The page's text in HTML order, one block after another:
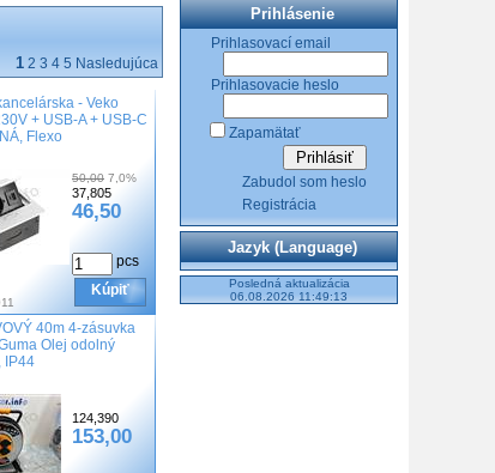
1 2 3 4 5 Nasledujúca
- Veko
+ USB-A + USB-C
Flexo
50,00 7,0%
37,805
46,50
pcs
Kúpiť
40m 4-zásuvka
Olej odolný
IP44
124,390
153,00
Prihlásenie
Prihlasovací email
Prihlasovacie heslo
Zapamätať
Zabudol som heslo
Registrácia
Jazyk (Language)
Posledná aktualizácia
06.08.2026 11:49:13